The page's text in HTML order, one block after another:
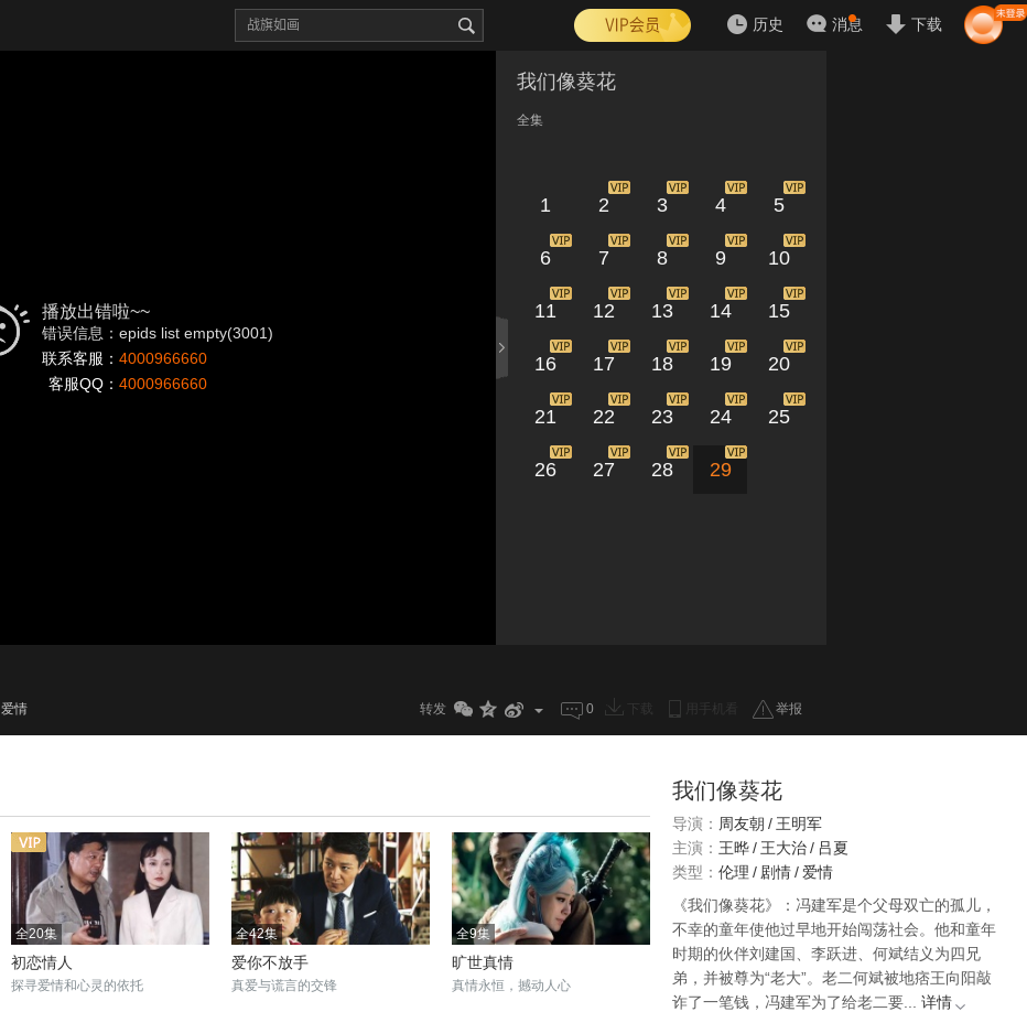
历史 消息 下载
播放出错啦~~
错误信息：epids list empty(3001)
联系客服： 4000966660
客服QQ： 4000966660
我们像葵花
全集
1 2 3 4 5
6 7 8 9 10
11 12 13 14 15
16 17 18 19 20
21 22 23 24 25
26 27 28 29
爱情 转发 0 举报
全20集
初恋情人
探寻爱情和心灵的依托
全42集
爱你不放手
真爱与谎言的交锋
全9集
旷世真情
真情永恒，撼动人心
我们像葵花
导演： 周友朝 / 王明军
主演： 王晔/ 王大治/ 吕夏
类型： 伦理 / 剧情/ 爱情
《我们像葵花》：冯建军是个父母双亡的孤儿，
不幸的童年使他过早地开始闯荡社会。他和童年
时期的伙伴刘建国、李跃进、何斌结义为四兄
弟，并被尊为“老大”。老二何斌被地痞王向阳敲
诈了一笔钱，冯建军为了给老二要...
详情